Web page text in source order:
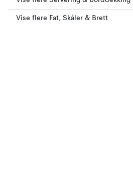
Vise flere Fat, Skåler & Brett